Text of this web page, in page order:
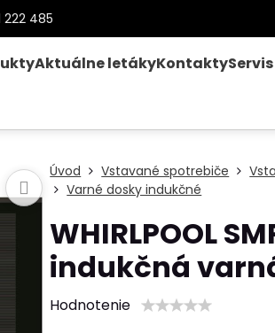
222 485
Aktuálne letákyKontakty
Úvod Vstavané spotrebiče
Varné dosky indukčné
WHIRLPOOL
indukčná
Hodnotenie